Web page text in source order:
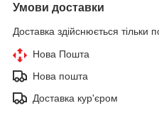
Умови доставки
Доставка здійснюється тільки
Нова Пошта
Нова пошта
Доставка кур'єром